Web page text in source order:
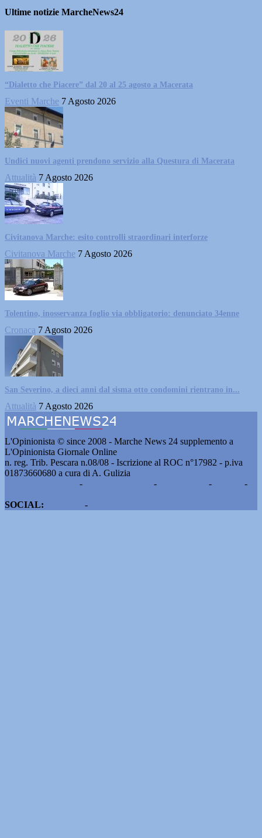
Ultime notizie MarcheNews24
“Dialetto che Piacere” dal 20 al 25 agosto a Macerata
Eventi Marche 7 Agosto 2026
Undici nuovi agenti prendono servizio alla Questura di Macerata
Attualità 7 Agosto 2026
Civitanova Marche: esito controlli straordinari interforze
Civitanova Marche 7 Agosto 2026
Tolentino, inosservanza foglio via obbligatorio: denunciato 34enne
Cronaca 7 Agosto 2026
San Severino, a dieci anni dal sisma otto condomini rientrano in...
Attualità 7 Agosto 2026
L'Opinionista © since 2008 - Marche News 24 supplemento a
L'Opinionista Giornale Online
n. reg. Trib. Pescara n.08/08 - Iscrizione al ROC n°17982 - p.iva
01873660680 a cura di A. Gulizia
- - -
-
SOCIAL:
-